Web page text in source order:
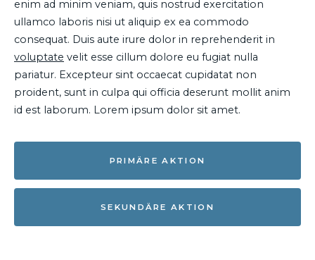
enim ad minim veniam, quis nostrud exercitation
ullamco laboris nisi ut aliquip ex ea commodo
consequat. Duis aute irure dolor in reprehenderit in
voluptate velit esse cillum dolore eu fugiat nulla
pariatur. Excepteur sint occaecat cupidatat non
proident, sunt in culpa qui officia deserunt mollit anim
id est laborum. Lorem ipsum dolor sit amet.
PRIMÄRE AKTION
SEKUNDÄRE AKTION